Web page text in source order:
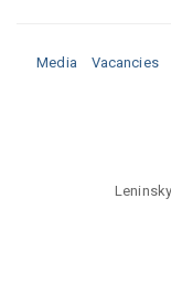
Media Vacancies